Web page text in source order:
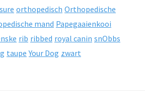
orthopedisch Orthopedische
mand Papegaaienkooi
rib ribbed royal canin snObbs
taupe Your Dog zwart